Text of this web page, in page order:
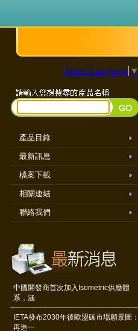
Select Language ▼
產品目錄
最新訊息
檔案下載
相關連結
聯絡我們
中國開發商首次加入Isometric供應體
系，涵
IETA發布2030年後歐盟碳市場願景圖：
再造一